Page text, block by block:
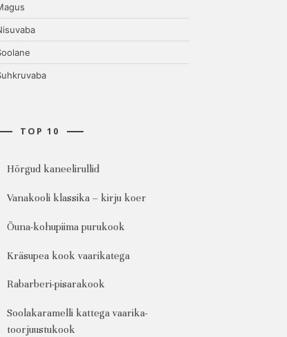
TOP 10
Hõrgud kaneelirullid
Vanakooli klassika – kirju koer
Õuna-kohupiima purukook
Kräsupea kook vaarikatega
Rabarberi-pisarakook
Soolakaramelli kattega vaarika-
toorjuustukook